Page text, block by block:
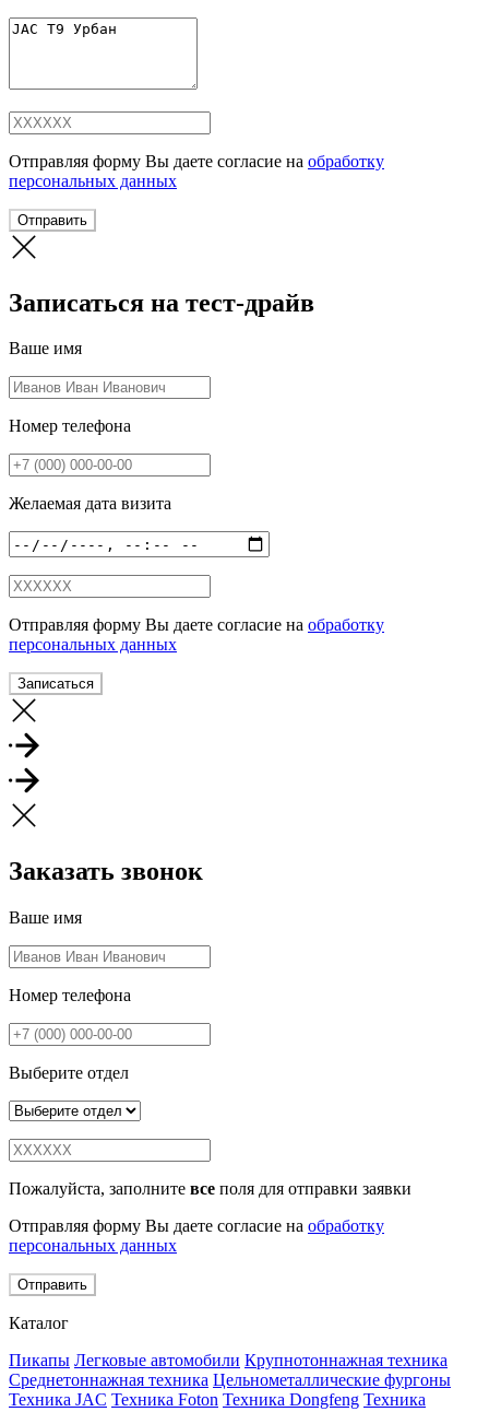
Отправляя форму Вы даете согласие на обработку
персональных данных
Отправить
Записаться на тест-драйв
Ваше имя
Номер телефона
Желаемая дата визита
Отправляя форму Вы даете согласие на обработку
персональных данных
Записаться
Заказать звонок
Ваше имя
Номер телефона
Выберите отдел
Пожалуйста, заполните все поля для отправки заявки
Отправляя форму Вы даете согласие на обработку
персональных данных
Отправить
Каталог
Пикапы Легковые автомобили Крупнотоннажная техника
Среднетоннажная техника Цельнометаллические фургоны
Техника JAC Техника Foton Техника Dongfeng Техника